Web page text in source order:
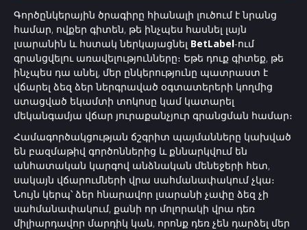
Գործընկերային ծրագիրը հիանալի լուծում է նրանց
համար, ովքեր գիտեն, թե ինչպես հասնել լայն
լսարանին և հստակ ներկայացնել BetLabel-ում
գրանցվելու առավելությունները։ Եթե դուք գիտեք, թե
ինչպես դա անել, մեր ընկերությունը պատրաստ է
վճարել ձեզ ձեր ներգրաված օգտատերերի կողմից
ստացված եկամտի տոկոսը կամ կատարել
մեկանգամյա վճար յուրաքանչյուր գրանցման համար։
Համագործակցության ճշգրիտ պայմանները կախված
են բազմաթիվ գործոններից և քննարկվում են
անհատական կարգով անձնական մենեջերի հետ,
սակայն վճարումների վրա սահմանափակում չկա։
Նույն կերպ՝ ձեր հնարավոր լսարանի չափը ձեզ չի
սահմանափակում, քանի որ մոլորակի վրա դեռ
միլիարդավոր մարդիկ կան, որոնք դեռ չեն դարձել մեր